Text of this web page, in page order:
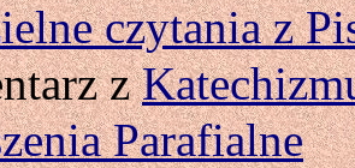
czytania z
z
Parafialne